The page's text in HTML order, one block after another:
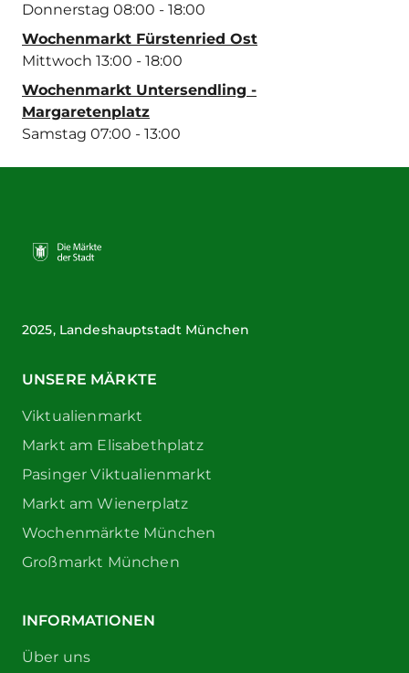
Donnerstag 08:00 - 18:00
Wochenmarkt Fürstenried Ost
Mittwoch 13:00 - 18:00
Wochenmarkt Untersendling -
Margaretenplatz
Samstag 07:00 - 13:00
2025, Landeshauptstadt München
UNSERE MÄRKTE
Viktualienmarkt
Markt am Elisabethplatz
Pasinger Viktualienmarkt
Markt am Wienerplatz
Wochenmärkte München
Großmarkt München
INFORMATIONEN
Über uns